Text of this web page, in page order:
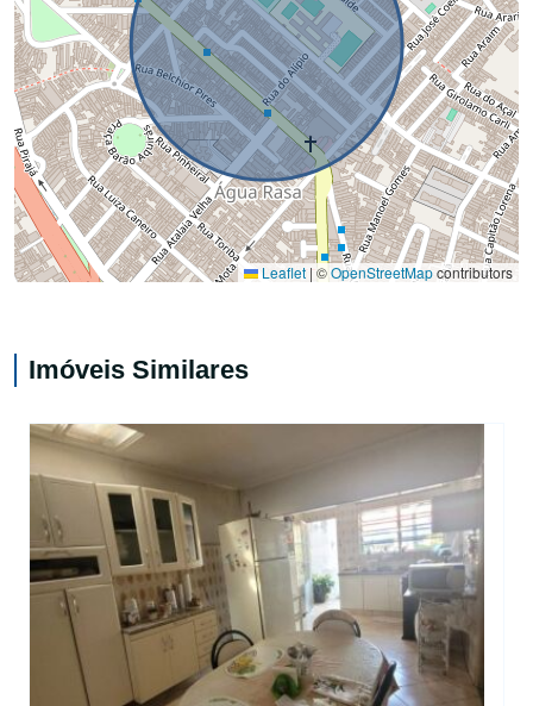
Leaflet | ©OpenStreetMapcontributors
Imóveis Similares